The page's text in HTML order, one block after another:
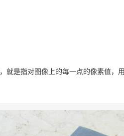
就是指对图像上的每一点的像素值，